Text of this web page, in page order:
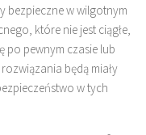
bezpieczne w wilgotnym
które nie jest ciągłe,
po pewnym czasie lub
będą miały
w tych